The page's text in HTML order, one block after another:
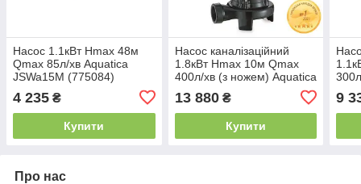
Насос 1.1кВт Hmax 48м
Qmax 85л/хв Aquatica
JSWa15M (775084)
4 235 ₴
Купити
Насос каналізаційний
1.8кВт Hmax 10м Qmax
400л/хв (з ножем) Aquatica
13 880₴
Купити
9
Про нас